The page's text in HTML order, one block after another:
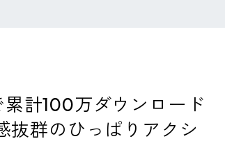
計100万ダウンロード
抜群のひっぱりアクシ